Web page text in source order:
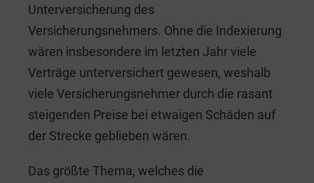
Unterversicherung des
Versicherungsnehmers. Ohne die Indexierung
wären insbesondere im letzten Jahr viele
Verträge unterversichert gewesen, weshalb
viele Versicherungsnehmer durch die rasant
steigenden Preise bei etwaigen Schäden auf
der Strecke geblieben wären.
Das größte Thema, welches die